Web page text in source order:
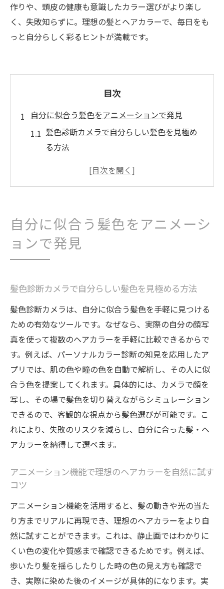
作りや、頭皮の健康も意識したカラー選びがより楽し
く、失敗知らずに。理想の髪とヘアカラーで、毎日をも
っと自分らしく彩るヒントが満載です。
目次
自分に似合う髪色をアニメーションで発見
髪色診断カメラで自分らしい髪色を見極め
る方法
アニメーション機能で理想のヘアカラーを
自然に試すコツ
髪とヘアカラーの印象を変える診断の活か
し方
髪・ヘアカラーの選び方とトリートメント
髪に優しいシミュレーション活用で失敗を
防ぐコツ
ヘアカラー選びに役立つ髪色シミュレーション
術
髪色シュミレーションアプリの最新トレン
ド解説
無料で使える髪色シミュレーションアプリ
を比較
自分の髪やヘアカラーに合う色味の選び方
髪色を変える前に知っておきたいポイント
案
ーション
髪色診断カメラを使ったトレンドの探し方
髪色診断カメラで今人気の髪・ヘアカラー
を知る
髪色シュミレーションで旬のヘアカラーを
チェック
自分に似合う髪色をアニメーシ
ョンで発見
髪色診断カメラで自分らしい髪色を見極める方法
髪色診断カメラは、自分に似合う髪色を手軽に見つける
ための有効なツールです。なぜなら、実際の自分の顔写
真を使って複数のヘアカラーを手軽に比較できるからで
す。例えば、パーソナルカラー診断の知見を応用したア
プリでは、肌の色や瞳の色を自動で解析し、その人に似
合う色を提案してくれます。具体的には、カメラで顔を
写し、その場で髪色を切り替えながらシミュレーション
できるので、客観的な視点から髪色選びが可能です。こ
れにより、失敗のリスクを減らし、自分に合った髪・ヘ
アカラーを納得して選べます。
アニメーション機能で理想のヘアカラーを自然に試す
コツ
アニメーション機能を活用すると、髪の動きや光の当た
り方までリアルに再現でき、理想のヘアカラーをより自
然に試すことができます。これは、静止画ではわかりに
くい色の変化や質感まで確認できるためです。例えば、
歩いたり髪を揺らしたりした時の色の見え方も確認で
き、実際に染めた後のイメージが具体的になります。実